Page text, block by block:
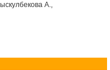
А.,